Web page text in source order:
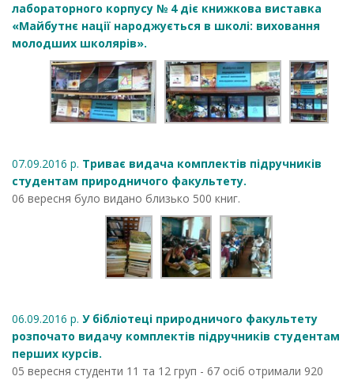
лабораторного корпусу № 4 діє книжкова виставка
«Майбутнє нації народжується в школі: виховання
молодших школярів».
07.09.2016 р. Триває видача комплектів підручників
студентам природничого факультету.
06 вересня було видано близько 500 книг.
06.09.2016 р. У бібліотеці природничого факультету
розпочато видачу комплектів підручників студентам
перших курсів.
05 вересня студенти 11 та 12 груп - 67 осіб отримали 920